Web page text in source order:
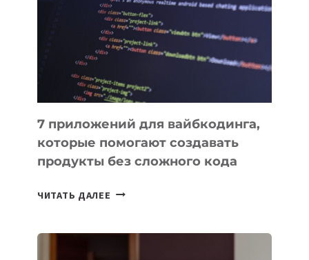
ДЛЯ
РАБОТЫ
7 приложений для вайбкодинга,
которые помогают создавать
продукты без сложного кода
ЧИТАТЬ ДАЛЕЕ